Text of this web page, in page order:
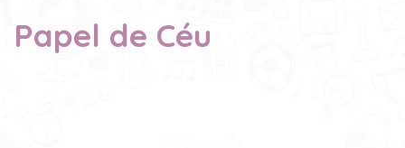
Papel de Céu